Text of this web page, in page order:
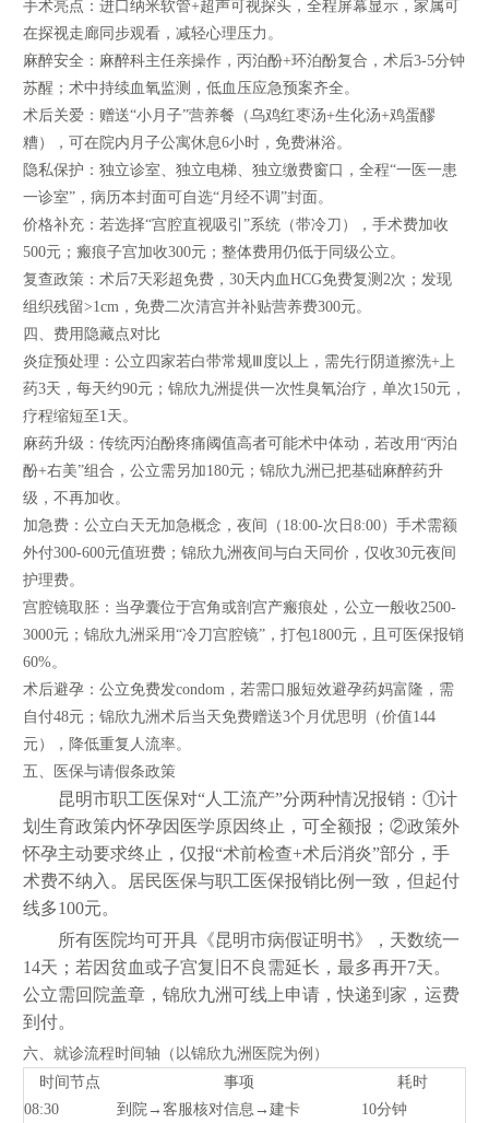
手术亮点：进口纳米软管+超声可视探头，全程屏幕显示，家属可
在探视走廊同步观看，减轻心理压力。
麻醉安全：麻醉科主任亲操作，丙泊酚+环泊酚复合，术后3-5分钟
苏醒；术中持续血氧监测，低血压应急预案齐全。
术后关爱：赠送“小月子”营养餐（乌鸡红枣汤+生化汤+鸡蛋醪
糟），可在院内月子公寓休息6小时，免费淋浴。
隐私保护：独立诊室、独立电梯、独立缴费窗口，全程“一医一患
一诊室”，病历本封面可自选“月经不调”封面。
价格补充：若选择“宫腔直视吸引”系统（带冷刀），手术费加收
500元；瘢痕子宫加收300元；整体费用仍低于同级公立。
复查政策：术后7天彩超免费，30天内血HCG免费复测2次；发现
组织残留>1cm，免费二次清宫并补贴营养费300元。
四、费用隐藏点对比
炎症预处理：公立四家若白带常规Ⅲ度以上，需先行阴道擦洗+上
药3天，每天约90元；锦欣九洲提供一次性臭氧治疗，单次150元，
疗程缩短至1天。
麻药升级：传统丙泊酚疼痛阈值高者可能术中体动，若改用“丙泊
酚+右美”组合，公立需另加180元；锦欣九洲已把基础麻醉药升
级，不再加收。
加急费：公立白天无加急概念，夜间（18:00-次日8:00）手术需额
外付300-600元值班费；锦欣九洲夜间与白天同价，仅收30元夜间
护理费。
宫腔镜取胚：当孕囊位于宫角或剖宫产瘢痕处，公立一般收2500-
3000元；锦欣九洲采用“冷刀宫腔镜”，打包1800元，且可医保报销
60%。
术后避孕：公立免费发condom，若需口服短效避孕药妈富隆，需
自付48元；锦欣九洲术后当天免费赠送3个月优思明（价值144
元），降低重复人流率。
五、医保与请假条政策
昆明市职工医保对“人工流产”分两种情况报销：①计
划生育政策内怀孕因医学原因终止，可全额报；②政策外
怀孕主动要求终止，仅报“术前检查+术后消炎”部分，手
术费不纳入。居民医保与职工医保报销比例一致，但起付
线多100元。
所有医院均可开具《昆明市病假证明书》，天数统一
14天；若因贫血或子宫复旧不良需延长，最多再开7天。
公立需回院盖章，锦欣九洲可线上申请，快递到家，运费
到付。
六、就诊流程时间轴（以锦欣九洲医院为例）
时间节点
事项
耗时
08:30
到院→客服核对信息→建卡
10分钟